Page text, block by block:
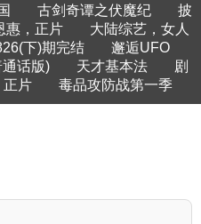
古剑奇谭之伏魔纪
披
惠，正片
大陆综艺，女人
下)期完结
邂逅UFO
话版) 天才基本法
剧
正片
毒品攻防战第一季